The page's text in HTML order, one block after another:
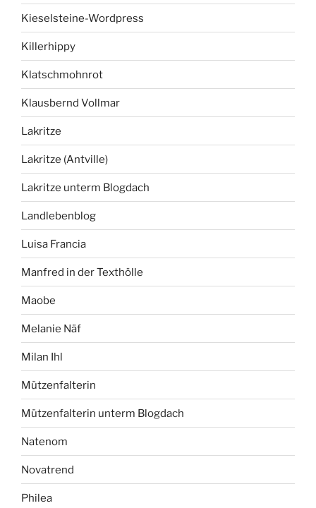
Kieselsteine-Wordpress
Killerhippy
Klatschmohnrot
Klausbernd Vollmar
Lakritze
Lakritze (Antville)
Lakritze unterm Blogdach
Landlebenblog
Luisa Francia
Manfred in der Texthölle
Maobe
Melanie Näf
Milan Ihl
Mützenfalterin
Mützenfalterin unterm Blogdach
Natenom
Novatrend
Philea